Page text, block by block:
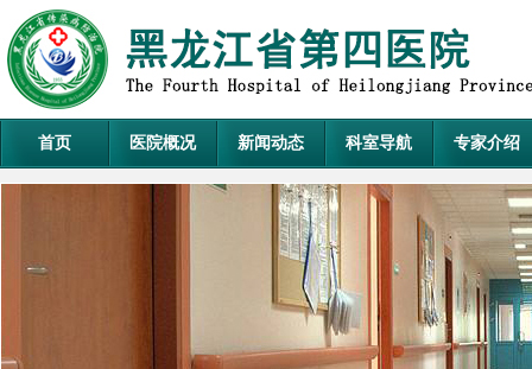
首页 医院概况 新闻动态 科室导航 专家介绍